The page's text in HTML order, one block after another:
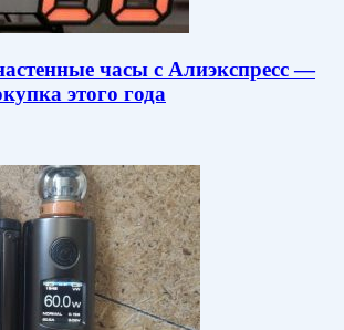
часы с Алиэкспресс —
этого года